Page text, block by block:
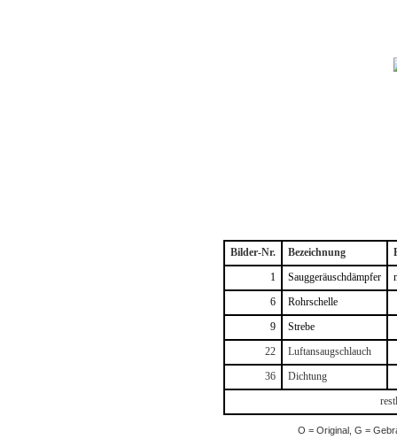
Bilder-Nr. Bezeichnung
1
Sauggeräuschdämpfer
6
Rohrschelle
9
Strebe
22
Luftansaugschlauch
36
Dichtung
O = Original, G =